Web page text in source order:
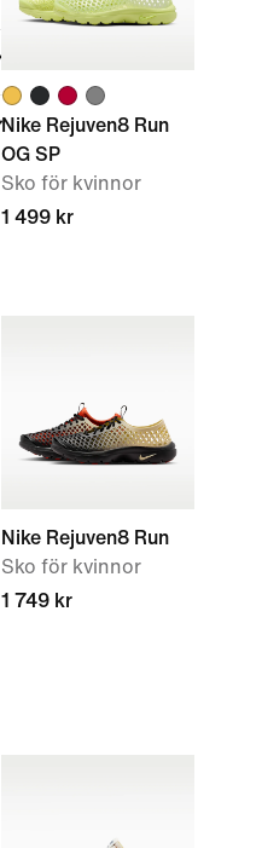
Nike Rejuven8 Run
OG SP
Sko för kvinnor
1 499 kr
Nike Rejuven8 Run
Sko för kvinnor
1 749 kr